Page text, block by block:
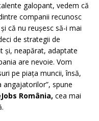
galopant, vedem că
companii recunosc
că nu reușesc să-i mai
de strategii de
și, neapărat, adaptate
are nevoie. Vom
pe piața muncii, însă,
spune
România, cea mai